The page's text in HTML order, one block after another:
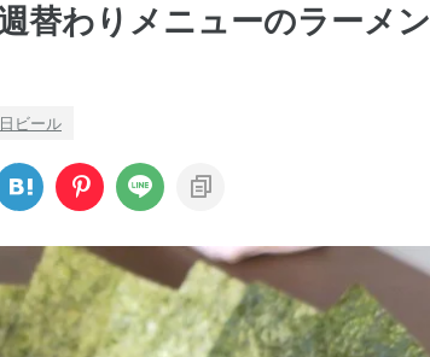
替わりメニューのラーメン
ビール